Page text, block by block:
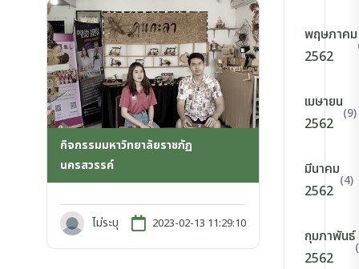
กิจกรรมมหาวิทยาลัยราชภัฏ
นครสวรรค์
ไม่ระบุ 2023-02-13 11:29:10
พฤษภาคม
2562
เมษายน
2562
(9)
มีนาคม
2562
(4)
กุมภาพันธ์
2562